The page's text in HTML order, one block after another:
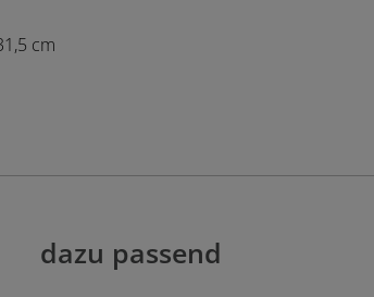
cm
dazu passend